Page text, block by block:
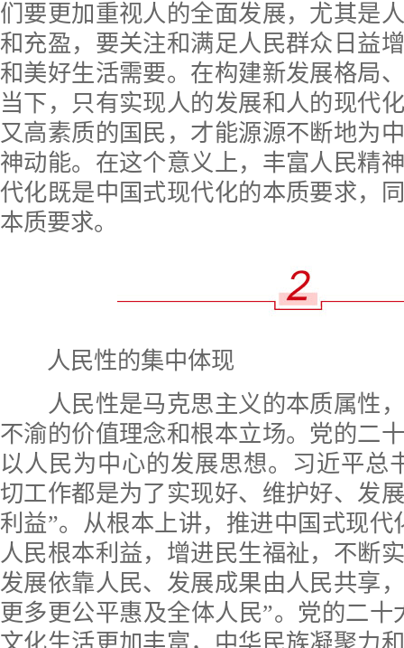
们要更加重视人的全面发展，尤其是
和充盈，要关注和满足人民群众日益
和美好生活需要。在构建新发展格局
当下，只有实现人的发展和人的现代
又高素质的国民，才能源源不断地为
神动能。在这个意义上，丰富人民精
代化既是中国式现代化的本质要求，
本质要求。
人民性的集中体现
人民性是马克思主义的本质属性，
不渝的价值理念和根本立场。党的二
以人民为中心的发展思想。习近平总
切工作都是为了实现好、维护好、发
利益”。从根本上讲，推进中国式现代
人民根本利益，增进民生福祉，不断
发展依靠人民、发展成果由人民共享
更多更公平惠及全体人民”。党的二十